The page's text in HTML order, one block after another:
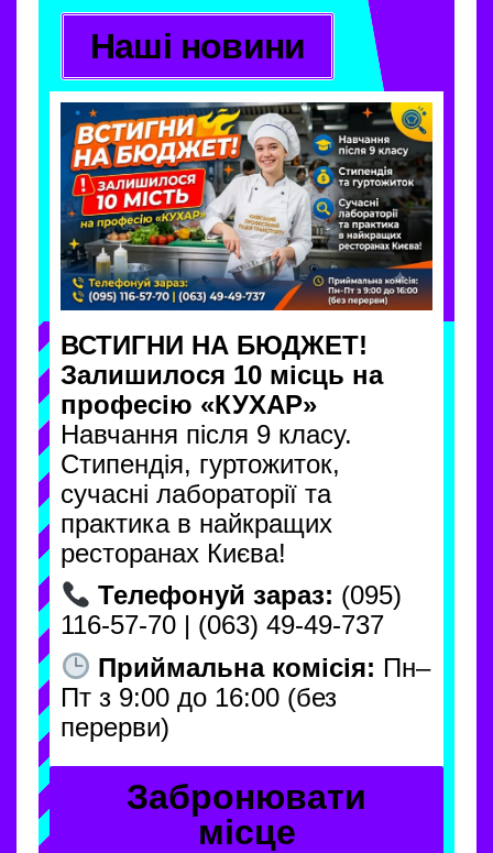
Наші новини
ВСТИГНИ НА БЮДЖЕТ!
Залишилося 10 місць на
професію «КУХАР»
Навчання після 9 класу.
Стипендія, гуртожиток,
сучасні лабораторії та
практика в найкращих
ресторанах Києва!
Телефонуй зараз: (095)
116-57-70 | (063) 49-49-737
Приймальна комісія: Пн–
Пт з 9:00 до 16:00 (без
перерви)
Забронювати
місце